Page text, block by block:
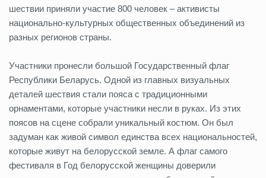
шествии приняли участие 800 человек – активисты
национально-культурных общественных объединений из
разных регионов страны.
Участники пронесли большой Государственный флаг
Республики Беларусь. Одной из главных визуальных
деталей шествия стали пояса с традиционными
орнаментами, которые участники несли в руках. Из этих
поясов на сцене собрали уникальный костюм. Он был
задуман как живой символ единства всех национальностей,
которые живут на белорусской земле. А флаг самого
фестиваля в Год белорусской женщины доверили